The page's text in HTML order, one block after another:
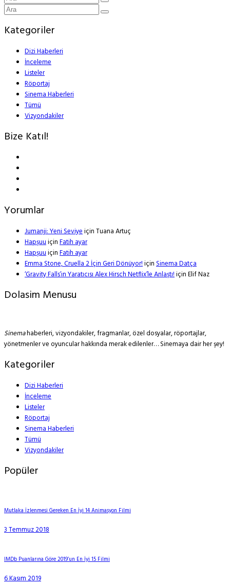
Kategoriler
Dizi Haberleri
İnceleme
Listeler
Röportaj
Sinema Haberleri
Tümü
Vizyondakiler
Bize Katıl!
Yorumlar
Jumanji: Yeni SeviyeiçinTuana Artuç
HapşuuiçinFatih ayar
HapşuuiçinFatih ayar
Emma Stone, Cruella 2 İçin Geri Dönüyor!içinSinema Datça
‘Gravity Falls’ın Yaratıcısı Alex Hirsch Netflix’le Anlaştı!içinElif Naz
Dolasim Menusu
Sinemahaberleri, vizyondakiler, fragmanlar, özel dosyalar, röportajlar,
yönetmenler ve oyuncular hakkında merak edilenler… Sinemaya dair her şey!
Kategoriler
Dizi Haberleri
İnceleme
Listeler
Röportaj
Sinema Haberleri
Tümü
Vizyondakiler
Popüler
Mutlaka İzlenmesi Gereken En İyi 14 Animasyon Filmi
3 Temmuz 2018
IMDb Puanlarına Göre 2019’un En İyi 15 Filmi
6 Kasım 2019